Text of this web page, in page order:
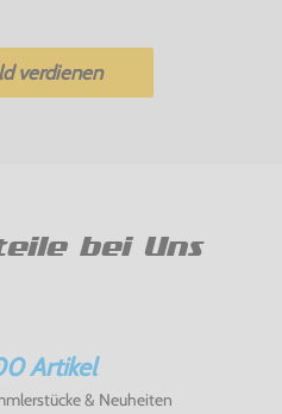
verdienen
bei Uns
Artikel
& Neuheiten